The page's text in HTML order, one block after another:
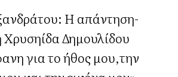
Η απάντηση-
Δημουλίδου
για το ήθος μου,την